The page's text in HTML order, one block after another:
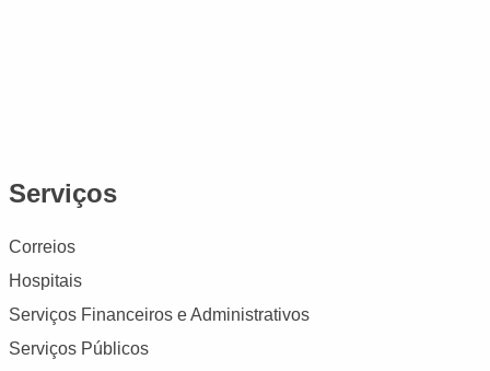
Serviços
Correios
Hospitais
Serviços Financeiros e Administrativos
Serviços Públicos